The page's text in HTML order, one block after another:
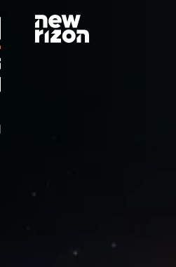
sobre
negócio.